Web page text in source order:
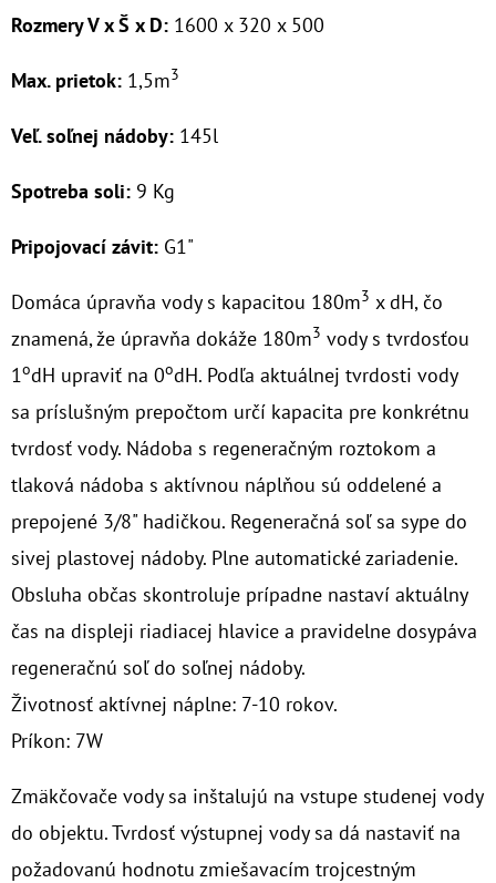
Rozmery V x Š x D: 1600 x 320 x 500
Max. prietok: 1,5m3
Veľ. soľnej nádoby: 145l
Spotreba soli: 9 Kg
Pripojovací závit: G1"
Domáca úpravňa vody s kapacitou 180m3 x dH, čo
znamená, že úpravňa dokáže 180m3 vody s tvrdosťou
1odH upraviť na 0odH. Podľa aktuálnej tvrdosti vody
sa príslušným prepočtom určí kapacita pre konkrétnu
tvrdosť vody. Nádoba s regeneračným roztokom a
tlaková nádoba s aktívnou náplňou sú oddelené a
prepojené 3/8" hadičkou. Regeneračná soľ sa sype do
sivej plastovej nádoby. Plne automatické zariadenie.
Obsluha občas skontroluje prípadne nastaví aktuálny
čas na displeji riadiacej hlavice a pravidelne dosypáva
regeneračnú soľdo soľnej nádoby.
Životnosť aktívnej náplne: 7-10 rokov.
Príkon: 7W
Zmäkčovače vody sa inštalujú na vstupe studenej vody
do objektu. Tvrdosť výstupnej vody sa dá nastaviť na
požadovanú hodnotu zmiešavacím trojcestným
HOT
MAG
€60,30